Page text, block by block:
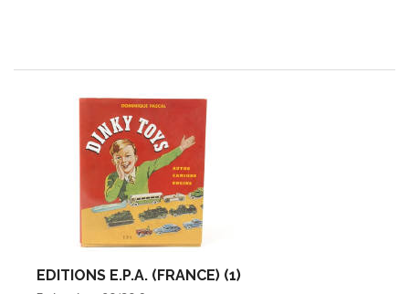
EDITIONS E.P.A. (FRANCE) (1)